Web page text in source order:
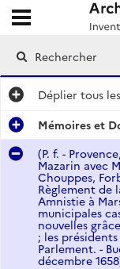
Archives
Ouvrir le menu
Déplier tous
Mémoires et
(P. f. -
Mazarin avec
Chouppes,
Règlement de
Amnistie à
municipales
nouvelles
; les
Parlement. -
décembre